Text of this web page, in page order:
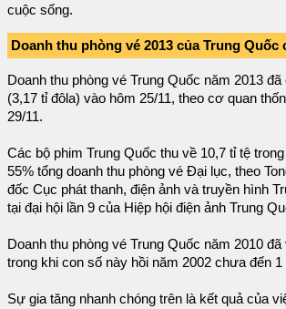
cuộc sống.
Doanh thu phòng vé 2013 của Trung Quốc
Doanh thu phòng vé Trung Quốc năm 2013
(3,17 tỉ đôla) vào hôm 25/11, theo cơ quan
29/11.
Các bộ phim Trung Quốc thu về 10,7 tỉ tệ
55% tổng doanh thu phòng vé Đại lục, theo
đốc Cục phát thanh, điện ảnh và truyền hình
tại đại hội lần 9 của Hiệp hội điện ảnh Trung
Doanh thu phòng vé Trung Quốc năm 2010
trong khi con số này hồi năm 2002 chưa đến 1
Sự gia tăng nhanh chóng trên là kết quả của